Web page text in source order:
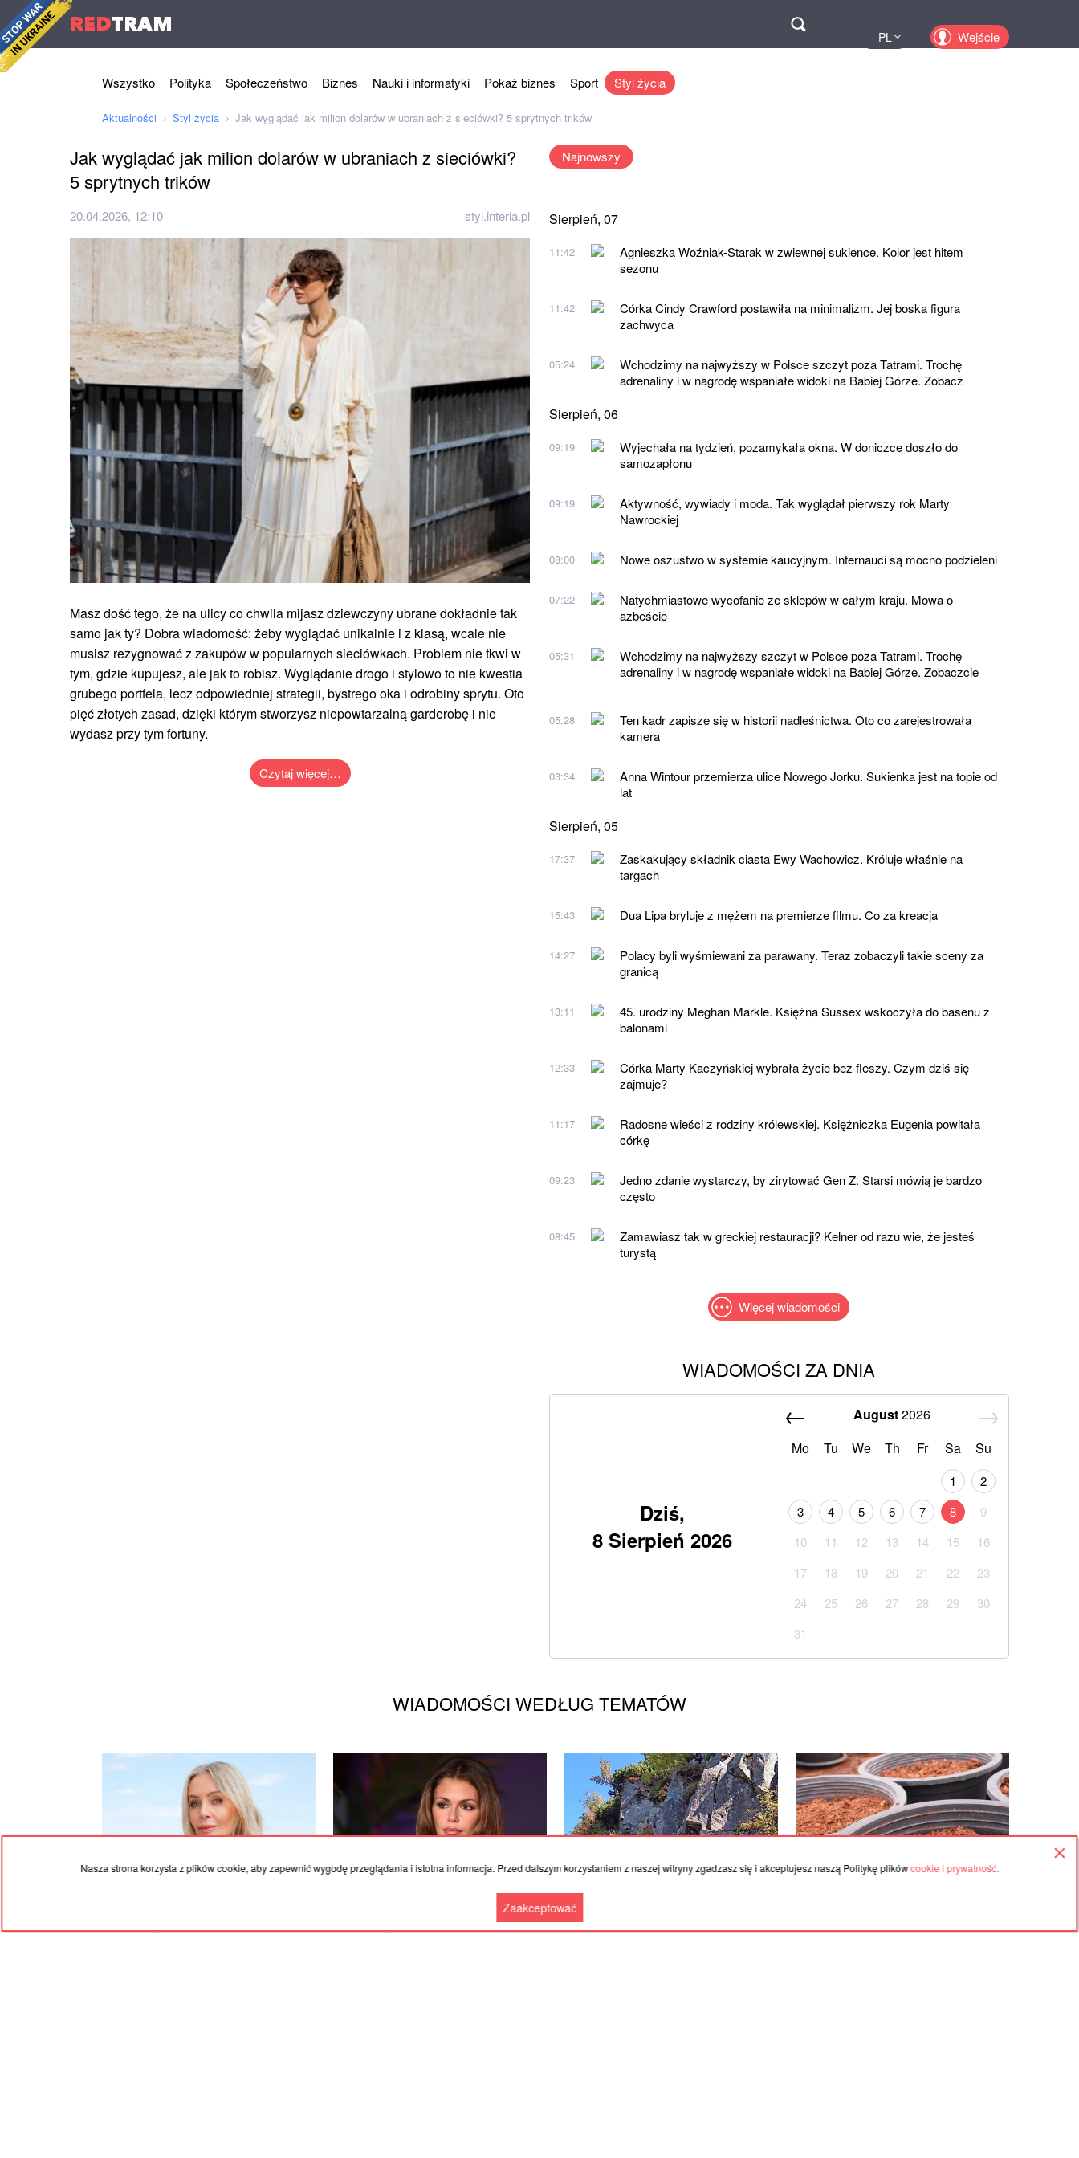
Nasza strona korzysta z plików cookie, aby zapewnić wygodę przeglądania i istotna informacja. Przed dalszym korzystaniem z naszej witryny zgadzasz się i akceptujesz naszą Politykę plikówcookie i prywatność.
Zaakceptować
REDTRAM
PL Wejście
Wszystko Polityka Społeczeństwo Biznes Nauki i informatyki Pokaż biznes Sport Styl życia
Aktualności Styl życia Jak wyglądać jak milion dolarów w ubraniach z sieciówki? 5 sprytnych trików
Jak wyglądać jak milion dolarów w ubraniach z sieciówki?
5 sprytnych trików
20.04.2026, 12:10 styl.interia.pl
Masz dość tego, że na ulicy co chwila mijasz dziewczyny ubrane dokładnie tak
samo jak ty? Dobra wiadomość: żeby wyglądać unikalnie i z klasą, wcale nie
musisz rezygnować z zakupów w popularnych sieciówkach. Problem nie tkwi w
tym, gdzie kupujesz, ale jak to robisz. Wyglądanie drogo i stylowo to nie kwestia
grubego portfela, lecz odpowiedniej strategii, bystrego oka i odrobiny sprytu. Oto
pięć złotych zasad, dzięki którym stworzysz niepowtarzalną garderobę i nie
wydasz przy tym fortuny.
Czytaj więcej…
Najnowszy
Sierpień, 07
11:42
Agnieszka Woźniak-Starak w zwiewnej sukience. Kolor jest hitem
sezonu
11:42
Córka Cindy Crawford postawiła na minimalizm. Jej boska figura
zachwyca
05:24
Wchodzimy na najwyższy w Polsce szczyt poza Tatrami. Trochę
adrenaliny i w nagrodę wspaniałe widoki na Babiej Górze. Zobacz
Sierpień, 06
09:19
Wyjechała na tydzień, pozamykała okna. W doniczce doszło do
samozapłonu
09:19
Aktywność, wywiady i moda. Tak wyglądał pierwszy rok Marty
Nawrockiej
08:00 Nowe oszustwo w systemie kaucyjnym. Internauci są mocno podzieleni
07:22
Natychmiastowe wycofanie ze sklepów w całym kraju. Mowa o
azbeście
05:31
Wchodzimy na najwyższy szczyt w Polsce poza Tatrami. Trochę
adrenaliny i w nagrodę wspaniałe widoki na Babiej Górze. Zobaczcie
05:28
Ten kadr zapisze się w historii nadleśnictwa. Oto co zarejestrowała
kamera
03:34
Anna Wintour przemierza ulice Nowego Jorku. Sukienka jest na topie od
lat
Sierpień, 05
17:37
Zaskakujący składnik ciasta Ewy Wachowicz. Króluje właśnie na
targach
15:43 Dua Lipa bryluje z mężem na premierze filmu. Co za kreacja
14:27
Polacy byli wyśmiewani za parawany. Teraz zobaczyli takie sceny za
granicą
13:11
45. urodziny Meghan Markle. Księżna Sussex wskoczyła do basenu z
balonami
12:33
Córka Marty Kaczyńskiej wybrała życie bez fleszy. Czym dziś się
zajmuje?
11:17
Radosne wieści z rodziny królewskiej. Księżniczka Eugenia powitała
córkę
09:23
Jedno zdanie wystarczy, by zirytować Gen Z. Starsi mówią je bardzo
często
08:45
Zamawiasz tak w greckiej restauracji? Kelner od razu wie, że jesteś
turystą
Więcej wiadomości
WIADOMOŚCI ZA DNIA
Dziś,
8 Sierpień 2026
August2026
Mo
Tu We Th Fr Sa Su
1
2
3
4 5 6 7 8
9
10
11 12 13 14 15
16
17
18 19 20 21 22
23
24
25 26 27 28 29
30
31
WIADOMOŚCI WEDŁUG TEMATÓW
07.08.2026, 11:42 07.08.2026, 11:42 07.08.2026, 05:24 06.08.2026, 09:19